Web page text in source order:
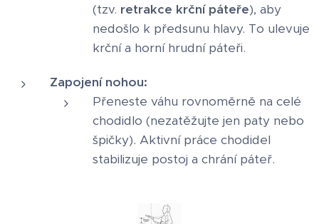
(tzv. retrakce krční páteře), aby
nedošlo k předsunu hlavy. To ulevuje
krční a horní hrudní páteři.
Zapojení nohou:
Přeneste váhu rovnoměrně na celé
chodidlo (nezatěžujte jen paty nebo
špičky). Aktivní práce chodidel
stabilizuje postoj a chrání páteř.